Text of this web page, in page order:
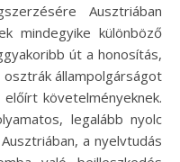
Ausztriában
mindegyike különböző
út a honosítás,
állampolgárságot
követelményeknek.
legalább nyolc
a nyelvtudás